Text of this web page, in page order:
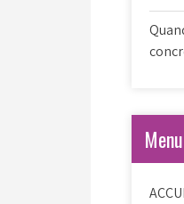
Menu